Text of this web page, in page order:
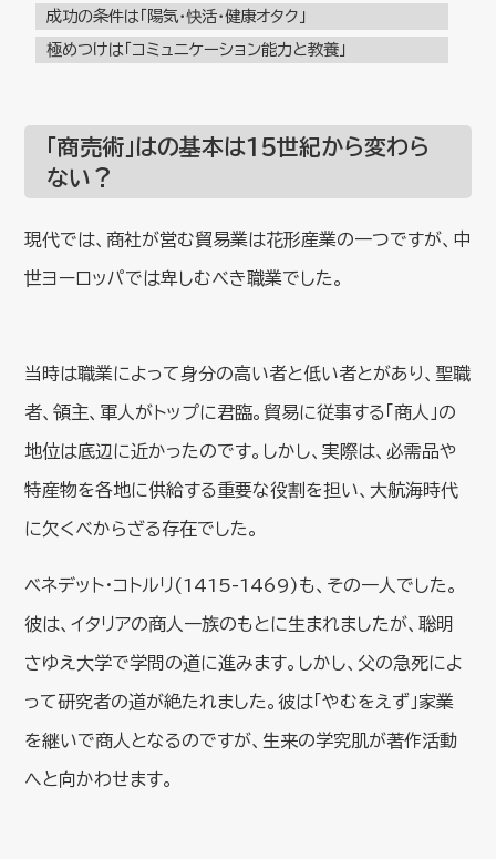
成功の条件は「陽気・快活・健康オタク」
極めつけは「コミュニケーション能力と教養」
「商売術」はの基本は15世紀から変わら
ない？
現代では、商社が営む貿易業は花形産業の一つですが、中
世ヨーロッパでは卑しむべき職業でした。
当時は職業によって身分の高い者と低い者とがあり、聖職
者、領主、軍人がトップに君臨。貿易に従事する「商人」の
地位は底辺に近かったのです。しかし、実際は、必需品や
特産物を各地に供給する重要な役割を担い、大航海時代
に欠くべからざる存在でした。
ベネデット・コトルリ(1415-1469)も、その一人でした。
彼は、イタリアの商人一族のもとに生まれましたが、聡明
さゆえ大学で学問の道に進みます。しかし、父の急死によ
って研究者の道が絶たれました。彼は「やむをえず」家業
を継いで商人となるのですが、生来の学究肌が著作活動
へと向かわせます。